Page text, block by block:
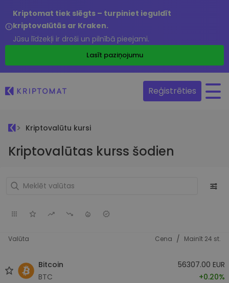
Kriptomat tiek slēgts – turpiniet ieguldīt
kriptovalūtās ar Kraken.
Jūsu līdzekļi ir droši un pilnībā pieejami.
Lasīt paziņojumu
Reģistrēties
Kriptovalūtu kursi
Kriptovalūtas kurss šodien
Valūta Cena / Mainīt 24 st.
Bitcoin
BTC
56307.00 EUR
+0.20%